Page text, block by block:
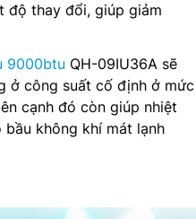
độ thay đổi, giúp giảm
9000btu QH-09IU36A sẽ
ở công suất cố định ở mức
cạnh đó còn giúp nhiệt
không khí mát lạnh